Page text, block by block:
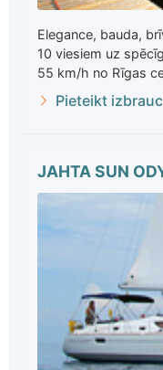
Elegance, bauda,
10 viesiem uz
55 km/h no Rīgas
Pieteikt
JAHTA SUN